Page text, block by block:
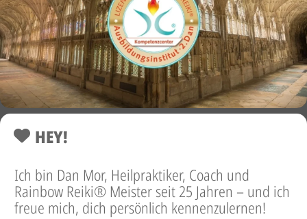
HEY!
Ich bin Dan Mor, Heilpraktiker, Coach und
Rainbow Reiki® Meister seit 25 Jahren – und ich
freue mich, dich persönlich kennenzulernen!